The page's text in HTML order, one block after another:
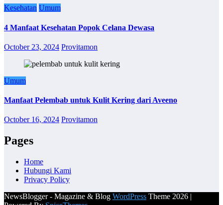
Kesehatan Umum
4 Manfaat Kesehatan Popok Celana Dewasa
October 23, 2024 Provitamon
Umum
Manfaat Pelembab untuk Kulit Kering dari Aveeno
October 16, 2024 Provitamon
Pages
Home
Hubungi Kami
Privacy Policy
NewsBlogger - Magazine & Blog WordPress Theme 2026 |